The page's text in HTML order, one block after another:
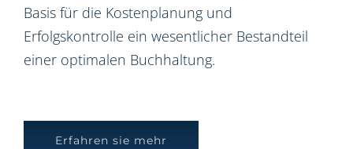
Basis für die Kostenplanung und
Erfolgskontrolle ein wesentlicher Bestandteil
einer optimalen Buchhaltung.
Erfahren sie mehr